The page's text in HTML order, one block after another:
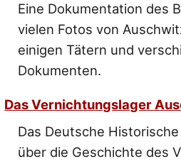
Eine Dokumentation des
vielen Fotos von
einigen Tätern und
Dokumenten.
Das Vernichtungslager
Das Deutsche
über die Geschichte des